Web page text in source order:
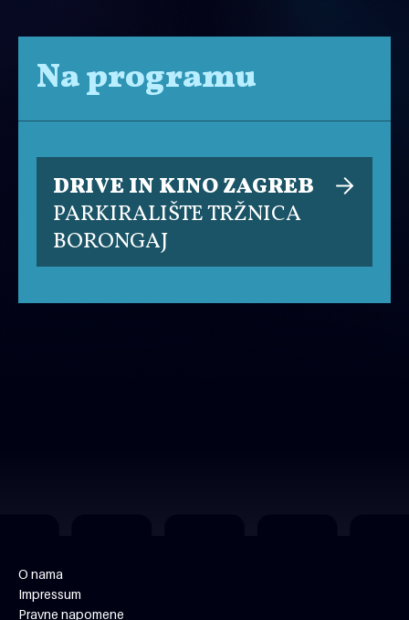
Na programu
DRIVE IN KINO ZAGREB
PARKIRALIŠTE TRŽNICA
BORONGAJ
O nama
Impressum
Pravne napomene